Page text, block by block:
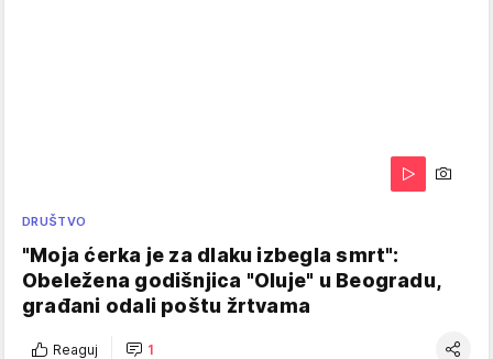
DRUŠTVO
"Moja ćerka je za dlaku izbegla smrt":
Obeležena godišnjica "Oluje" u Beogradu,
građani odali poštu žrtvama
Reaguj 1